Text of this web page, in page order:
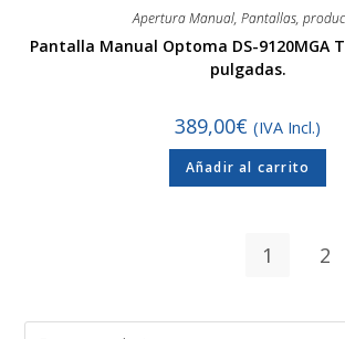
Apertura Manual, Pantallas,
Pantalla Manual Optoma DS-9120MGA
pulgadas.
389,00€ (IVA Incl.)
Añadir al carrito
1 2